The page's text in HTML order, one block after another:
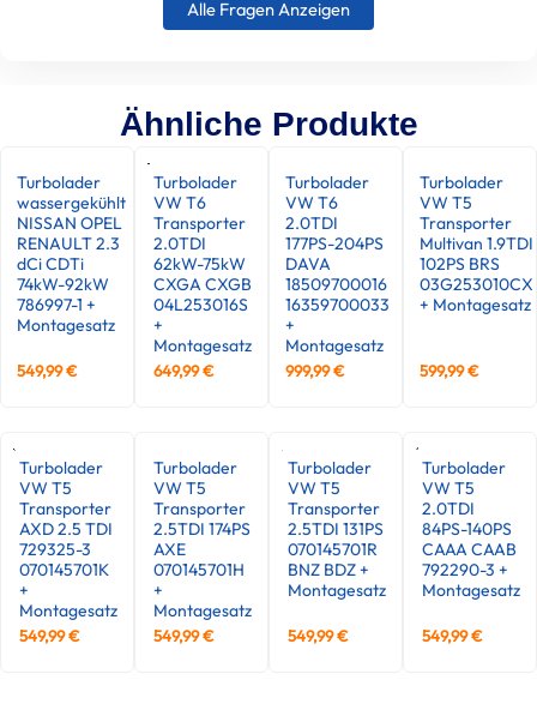
Alle Fragen Anzeigen
Ähnliche Produkte
Turbolader
wassergekühlt
NISSAN OPEL
RENAULT 2.3
dCi CDTi
74kW-92kW
786997-1 +
Montagesatz
549,99€
Turbolader
VW T6
Transporter
2.0TDI
62kW-75kW
CXGA CXGB
04L253016S
+
Montagesatz
649,99€
Turbolader
VW T6
2.0TDI
177PS-204PS
DAVA
18509700016
16359700033
+
Montagesatz
999,99€
Turbolader
VW T5
Transporter
Multivan 1.9TDI
102PS BRS
03G253010CX
+ Montagesatz
599,99€
Turbolader
VW T5
Transporter
AXD 2.5 TDI
729325-3
070145701K
+
Montagesatz
549,99€
Turbolader
VW T5
Transporter
2.5TDI 174PS
AXE
070145701H
+
Montagesatz
549,99€
Turbolader
VW T5
Transporter
2.5TDI 131PS
070145701R
BNZ BDZ +
Montagesatz
549,99€
Turbolader
VW T5
2.0TDI
84PS-140PS
CAAA CAAB
792290-3 +
Montagesatz
549,99€